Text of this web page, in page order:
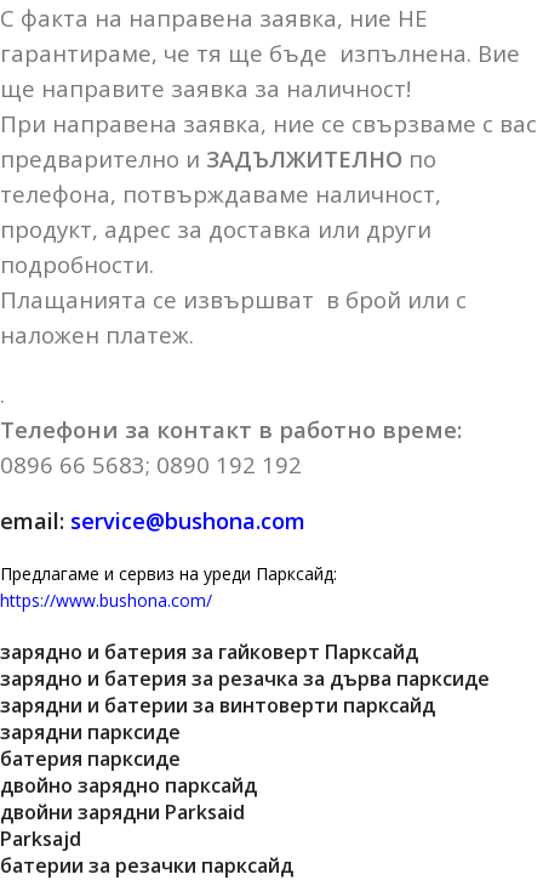
С факта на направена заявка, ние НЕ
гарантираме, че тя ще бъде изпълнена. Вие
ще направите заявка за наличност!
При направена заявка, ние се свързваме с вас
предварително и ЗАДЪЛЖИТЕЛНО по
телефона, потвърждаваме наличност,
продукт, адрес за доставка или други
подробности.
Плащанията се извършват в брой или с
наложен платеж.
.
Телефони за контакт в работно време:
0896 66 5683; 0890 192 192
email: service@bushona.com
Предлагаме и сервиз на уреди Парксайд:
https://www.bushona.com/
зарядно и батерия за гайковерт Парксайд
зарядно и батерия за резачка за дърва парксиде
зарядни и батерии за винтоверти парксайд
зарядни парксиде
батерия парксиде
двойно зарядно парксайд
двойни зарядни Parksaid
Parksajd
батерии за резачки парксайд